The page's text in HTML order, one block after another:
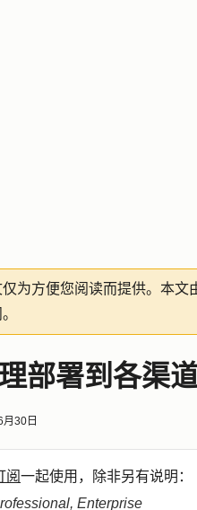
为方便您阅读而提供。 本文
部署到各渠
30日
阅一起使用，除非另有说明：
Enterprise